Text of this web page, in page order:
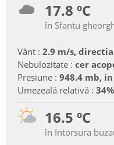
17.8 ºC
în Sfantu
Vânt : 2.9 m/s, directia
Nebulozitate : cer
Presiune : 948.4 mb,
Umezeală relativă : 34%
16.5 ºC
în Intorsura